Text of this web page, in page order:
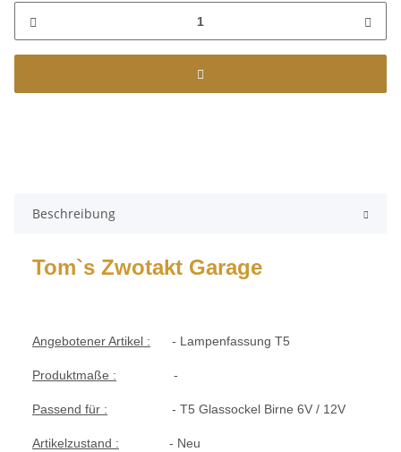
Beschreibung
Tom`s Zwotakt Garage
Angebotener Artikel : - Lampenfassung T5
Produktmaße : -
Passend für : - T5 Glassockel Birne 6V / 12V
Artikelzustand : - Neu